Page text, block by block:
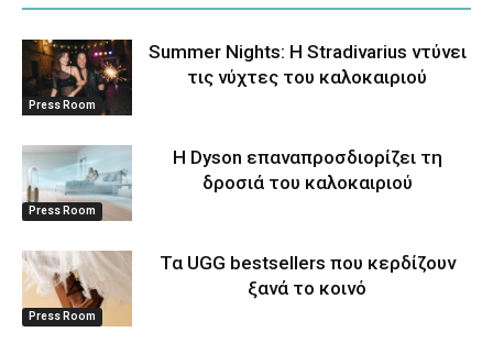
Press Room
Summer Nights: Η Stradivarius ντύνει
τις νύχτες του καλοκαιριού
Press Room
Η Dyson επαναπροσδιορίζει τη
δροσιά του καλοκαιριού
Press Room
Τα UGG bestsellers που κερδίζουν
ξανά το κοινό